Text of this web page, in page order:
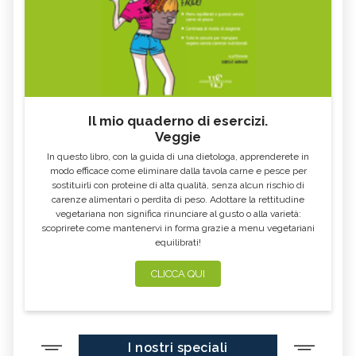
UTILIZZO
FLORITERAPIA, DESCRIZIONE E
UTILIZZO
FANGOTERAPIA, DESCRIZIONE E
TALASSOTERAPIA, DESCRIZIONE E
UTILIZZO
AURA SOMA, DESCRIZIONE E
UTILIZZO
BIOENERGETICA
MEDITAZIONE, TECNICHE E
IDROKINESITERAPIA, DESCRIZIONE E
UTILIZZO
MEDICINA PSICOSOMATICA,
DESCRIZIONE E UTILIZZO
ESPERIENZIALE
TECNICHE VIBRAZIONALI,
BENEFICI
UTILIZZO
E UTILIZZO
UTILIZZO
Il mio quaderno di esercizi.
Veggie
In questo libro, con la guida di una dietologa, apprenderete in
modo efficace come eliminare dalla tavola carne e pesce per
sostituirli con proteine di alta qualità, senza alcun rischio di
carenze alimentari o perdita di peso. Adottare la rettitudine
vegetariana non significa rinunciare al gusto o alla varietà:
scoprirete come mantenervi in forma grazie a menu vegetariani
equilibrati!
CLICCA QUI
I nostri speciali